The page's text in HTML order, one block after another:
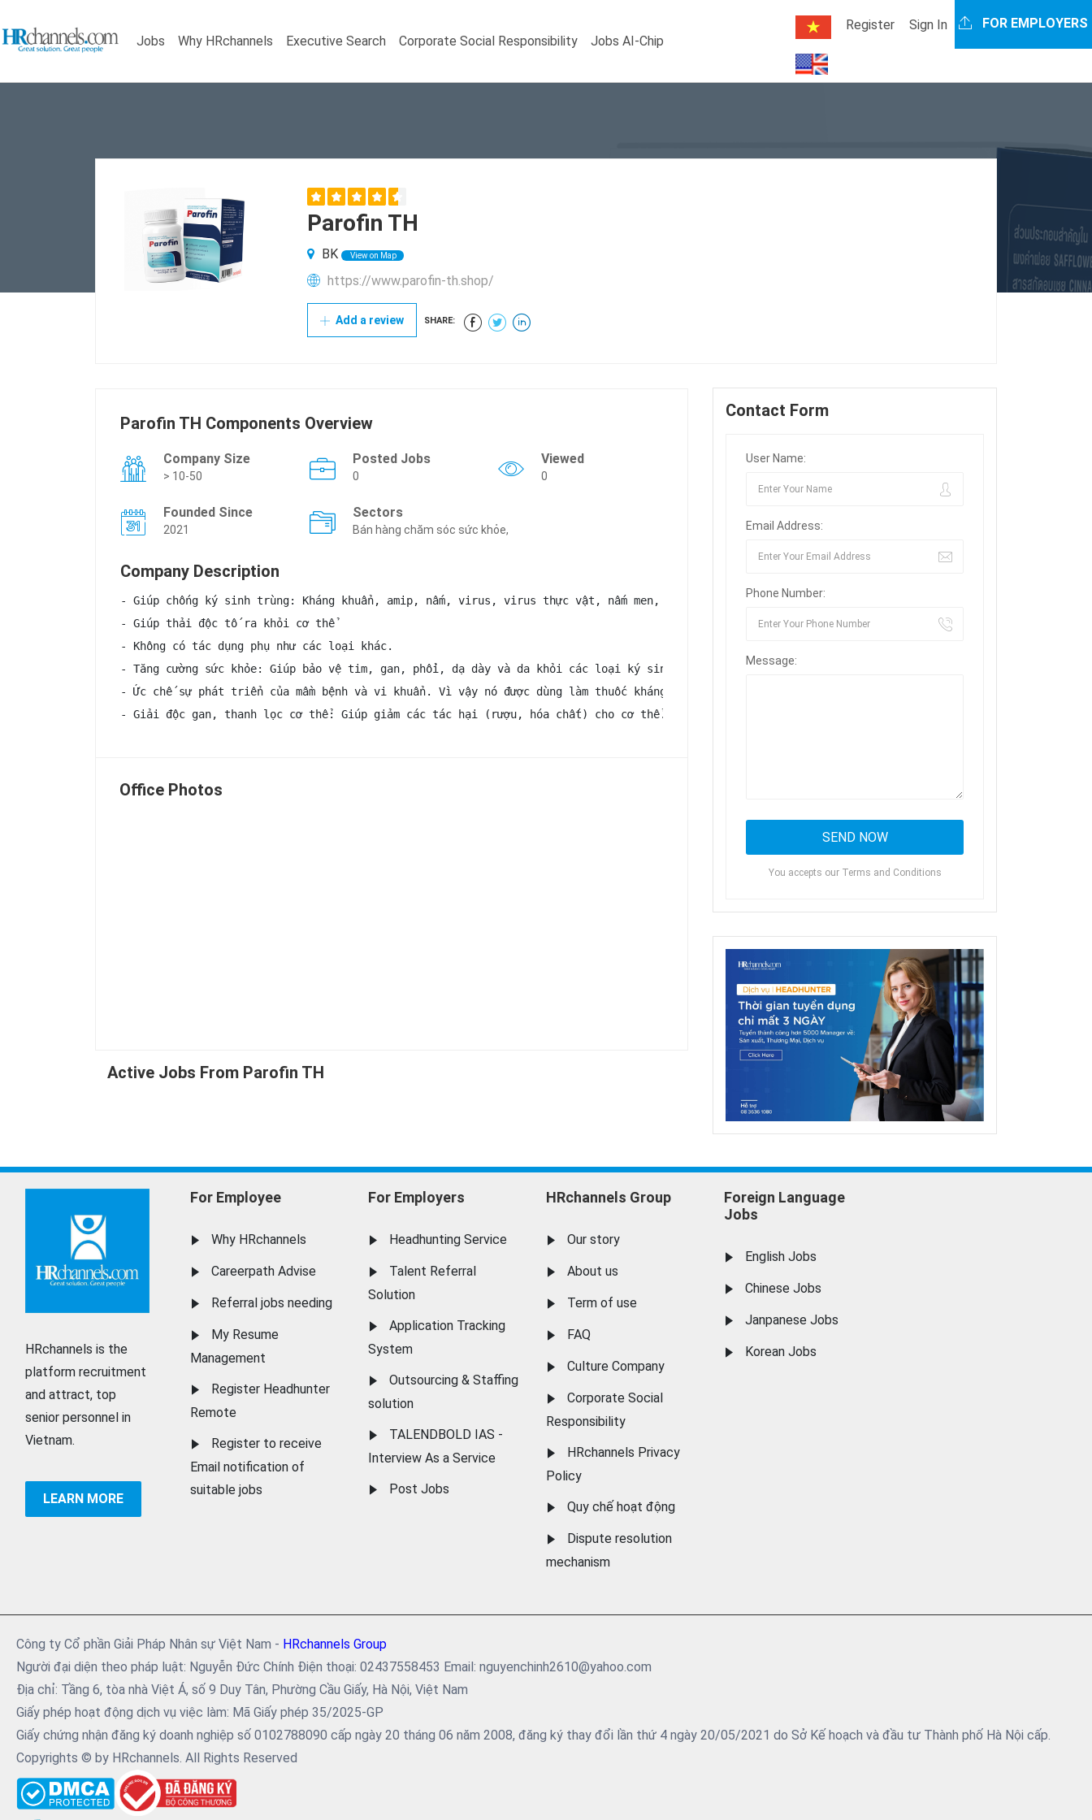
Jobs Why HRchannels Executive Search Corporate Social Responsibility Jobs AI-Chip
Register Sign In FOR EMPLOYERS
Parofin TH
BK View on Map
https://www.parofin-th.shop/
Add a review SHARE:
Parofin TH Components Overview
Company Size
> 10-50
Posted Jobs
0
Viewed
0
Founded Since
2021
Sectors
Bán hàng chăm sóc sức khỏe,
Company Description
- Giúp chống ký sinh trùng: Kháng khuẩn, amip, nấm, virus, virus thực vật, nấm men, giun đũa, Cestoda và ức chế sản xuất aflatoxin.
- Giúp thải độc tố ra khỏi cơ thể
- Không có tác dụng phụ như các loại khác.
- Tăng cường sức khỏe: Giúp bảo vệ tim, gan, phổi, dạ dày và da khỏi các loại ký sinh trùng.
- Ức chế sự phát triển của mầm bệnh và vi khuẩn. Vì vậy nó được dùng làm thuốc kháng sinh giải quyết các triệu chứng rối loạn tiêu hóa như đau
- Giải độc gan, thanh lọc cơ thể: Giúp giảm các tác hại (rượu, hóa chất) cho cơ thể.
Office Photos
Active Jobs From Parofin TH
Contact Form
User Name:
Email Address:
Phone Number:
Message:
You accepts our Terms and Conditions
HRchannels is the
platform recruitment
and attract, top
senior personnel in
Vietnam.
LEARN MORE
For Employee
Why HRchannels
Careerpath Advise
Referral jobs needing
My Resume
Management
Register Headhunter
Remote
Register to receive
Email notification of
suitable jobs
For Employers
Headhunting Service
Talent Referral
Solution
Application Tracking
System
Outsourcing & Staffing
solution
TALENDBOLD IAS -
Interview As a Service
Post Jobs
HRchannels Group
Our story
About us
Term of use
FAQ
Culture Company
Corporate Social
Responsibility
HRchannels Privacy
Policy
Quy chế hoạt động
Dispute resolution
mechanism
Foreign Language
Jobs
English Jobs
Chinese Jobs
Janpanese Jobs
Korean Jobs
Công ty Cổ phần Giải Pháp Nhân sự Việt Nam - HRchannels Group
Người đại diện theo pháp luật: Nguyễn Đức Chính Điện thoại: 02437558453 Email: nguyenchinh2610@yahoo.com
Địa chỉ: Tầng 6, tòa nhà Việt Á, số 9 Duy Tân, Phường Cầu Giấy, Hà Nội, Việt Nam
Giấy phép hoạt động dịch vụ việc làm: Mã Giấy phép 35/2025-GP
Giấy chứng nhận đăng ký doanh nghiệp số 0102788090 cấp ngày 20 tháng 06 năm 2008, đăng ký thay đổi lần thứ 4 ngày 20/05/2021 do Sở Kế hoạch và đầu tư Thành phố Hà Nội cấp.
Copyrights © by HRchannels. All Rights Reserved